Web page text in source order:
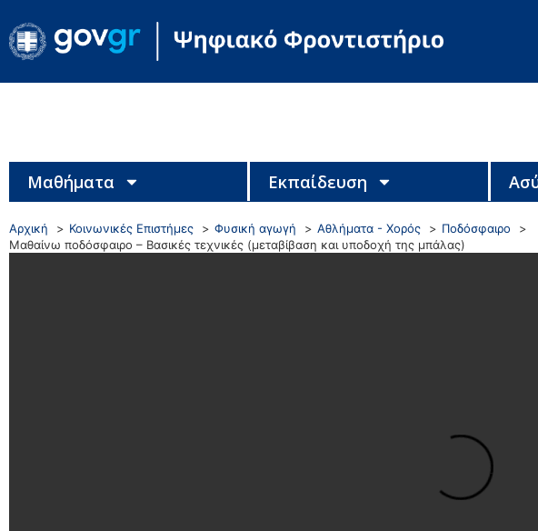
Μαθήματα Εκπαίδευση
Αρχική Κοινωνικές Επιστήμες Φυσική αγωγή Αθλήματα - Χορός
Ποδόσφαιρο
Μαθαίνω ποδόσφαιρο – Βασικές τεχνικές (μεταβίβαση και υποδοχή της μπάλας)